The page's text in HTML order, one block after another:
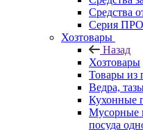
Средства
Серия
Хозтовары
Назад
Хозтовары
Товары из
Ведра,
Кухонные
Мусорные
посуда